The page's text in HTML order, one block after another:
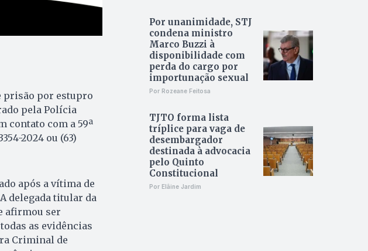
prisão por estupro
pela Polícia
contato com a 59ª
2024 ou (63)
após a vítima de
delegada titular da
afirmou ser
as evidências
Criminal de
Por unanimidade, STJ
condena ministro
Marco Buzzi à
disponibilidade com
perda do cargo por
importunação sexual
Por Rozeane Feitosa
TJTO forma lista
tríplice para vaga de
desembargador
destinada à advocacia
pelo Quinto
Constitucional
Por Elâine Jardim